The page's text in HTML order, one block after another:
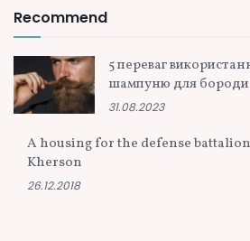
Recommend
5 переваг
шампуню для бороди
31.08.2023
A housing for the defense
Kherson
26.12.2018